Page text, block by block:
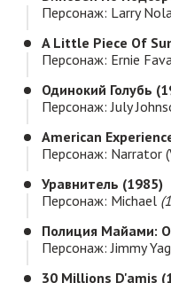
Персонаж: Larry
A Little Piece Of
Персонаж: Ernie
Одинокий Голубь
Персонаж: July
American
Персонаж: Narrator
Уравнитель (1985)
Персонаж: Michael
Полиция Майами:
Персонаж: Jimmy
30 Millions D'amis